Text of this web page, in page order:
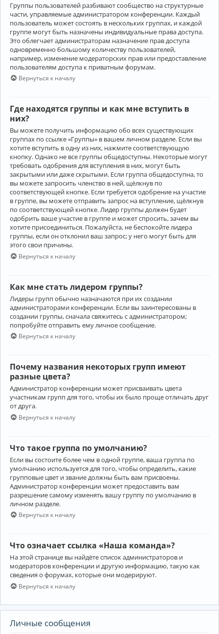
Группы пользователей разбивают сообщество на структурные
части, управляемые администратором конференции. Каждый
пользователь может состоять в нескольких группах, и каждой
группе могут быть назначены индивидуальные права доступа.
Это облегчает администраторам назначение прав доступа
одновременно большому количеству пользователей,
например, изменение модераторских прав или предоставление
пользователям доступа к приватным форумам.
Вернуться к началу
Где находятся группы и как мне вступить в
них?
Вы можете получить информацию обо всех существующих
группах по ссылке «Группы» в вашем личном разделе. Если вы
хотите вступить в одну из них, нажмите соответствующую
кнопку. Однако не все группы общедоступны. Некоторые могут
требовать одобрения для вступления в них, могут быть
закрытыми или даже скрытыми. Если группа общедоступна, то
вы можете запросить членство в ней, щёлкнув по
соответствующей кнопке. Если требуется одобрение на участие
в группе, вы можете отправить запрос на вступление, щёлкнув
по соответствующей кнопке. Лидер группы должен будет
одобрить ваше участие в группе и может спросить, зачем вы
хотите присоединиться. Пожалуйста, не беспокойте лидера
группы, если он отклонил ваш запрос; у него могут быть для
этого свои причины.
Вернуться к началу
Как мне стать лидером группы?
Лидеры групп обычно назначаются при их создании
администраторами конференции. Если вы заинтересованы в
создании группы, сначала свяжитесь с администратором;
попробуйте отправить ему личное сообщение.
Вернуться к началу
Почему названия некоторых групп имеют
разные цвета?
Администратор конференции может присваивать цвета
участникам групп для того, чтобы их было проще отличать друг
от друга.
Вернуться к началу
Что такое группа по умолчанию?
Если вы состоите более чем в одной группе, ваша группа по
умолчанию используется для того, чтобы определить, какие
групповые цвет и звание должны быть вам присвоены.
Администратор конференции может предоставить вам
разрешение самому изменять вашу группу по умолчанию в
личном разделе.
Вернуться к началу
Что означает ссылка «Наша команда»?
На этой странице вы найдёте список администраторов и
модераторов конференции и другую информацию, такую как
сведения о форумах, которые они модерируют.
Вернуться к началу
Личные сообщения